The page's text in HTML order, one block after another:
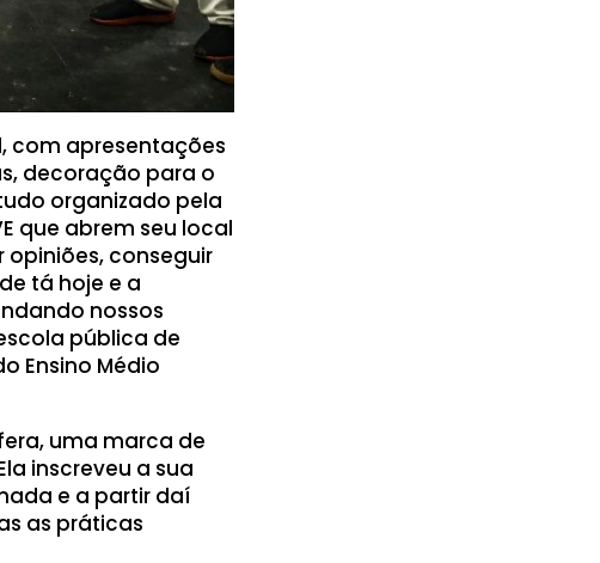
com apresentações
decoração para o
organizado pela
que abrem seu local
opiniões, conseguir
tá hoje e a
nossos
pública de
Ensino Médio
uma marca de
inscreveu a sua
e a partir daí
as práticas